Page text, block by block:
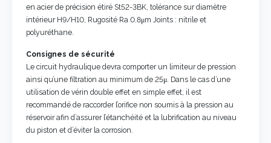
en acier de précision étiré St52-3BK, tolérance sur diamètre
intérieur H9/H10, Rugosité Ra 0.8μm Joints : nitrile et
polyuréthane.
Consignes de sécurité
Le circuit hydraulique devra comporter un limiteur de pression
ainsi qu’une filtration au minimum de 25μ. Dans le cas d’une
utilisation de vérin double effet en simple effet, il est
recommandé de raccorder l’orifice non soumis à la pression au
réservoir afin d’assurer l’étanchéité et la lubrification au niveau
du piston et d’éviter la corrosion.